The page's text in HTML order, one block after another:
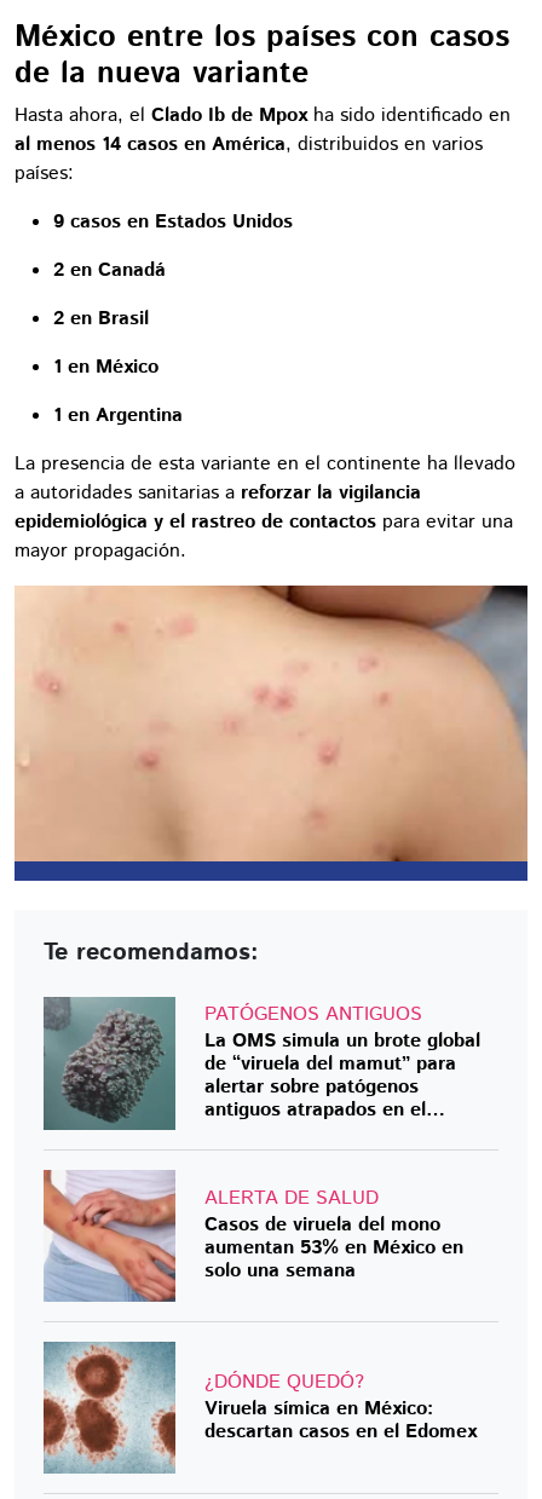
México entre los países con casos
de la nueva variante
Hasta ahora, el Clado Ib de Mpoxha sido identificado en
al menos 14 casos en América, distribuidos en varios
países:
9 casos en Estados Unidos
2 en Canadá
2 en Brasil
1 en México
1 en Argentina
La presencia de esta variante en el continente ha llevado
a autoridades sanitarias a reforzar la vigilancia
epidemiológica y el rastreo de contactos para evitar una
mayor propagación.
Te recomendamos:
PATÓGENOS ANTIGUOS
La OMS simula un brote global
de “viruela del mamut” para
alertar sobre patógenos
antiguos atrapados en el
ALERTA DE SALUD
Casos de viruela del mono
aumentan 53% en México en
solo una semana
¿DÓNDE QUEDÓ?
Viruela símica en México:
descartan casos en el Edomex